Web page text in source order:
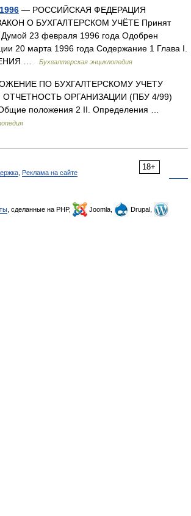
— РОССИЙСКАЯ ФЕДЕРАЦИЯ
О БУХГАЛТЕРСКОМ УЧЁТЕ Принят
Думой 23 февраля 1996 года Одобрен
20 марта 1996 года Содержание 1 Глава I.
…
Бухгалтерская энциклопедия
ПО БУХГАЛТЕРСКОМУ УЧЕТУ
ОТЧЕТНОСТЬ ОРГАНИЗАЦИИ (ПБУ 4/99)
положения 2 II. Определения …
18+
Реклама на сайте
, сделанные на PHP, Joomla,
Drupal,